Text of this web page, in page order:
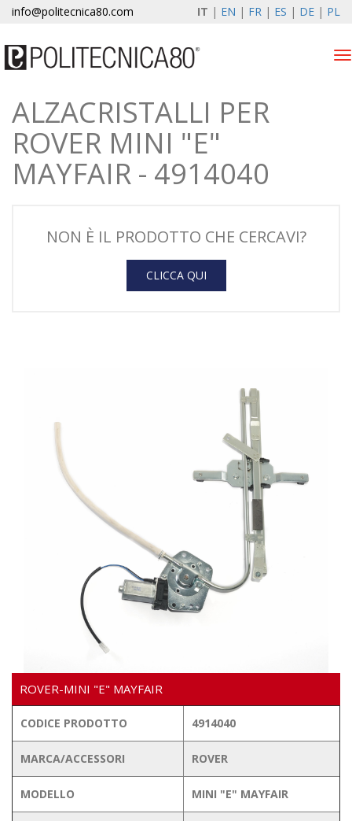
info@politecnica80.com IT | EN | FR | ES | DE | PL
venerdì 7 agosto 2026
Alzacristalli elettrici
Registrazione garanzia
News & Eventi
Contatti
ALZACRISTALLI PER
ROVER MINI "E"
MAYFAIR - 4914040
NON È IL PRODOTTO CHE CERCAVI?
CLICCA QUI
ROVER-MINI "E" MAYFAIR
CODICE PRODOTTO 4914040
MARCA/ACCESSORI ROVER
MODELLO MINI "E" MAYFAIR